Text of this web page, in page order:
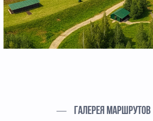
ГАЛЕРЕЯ МАРШРУТОВ